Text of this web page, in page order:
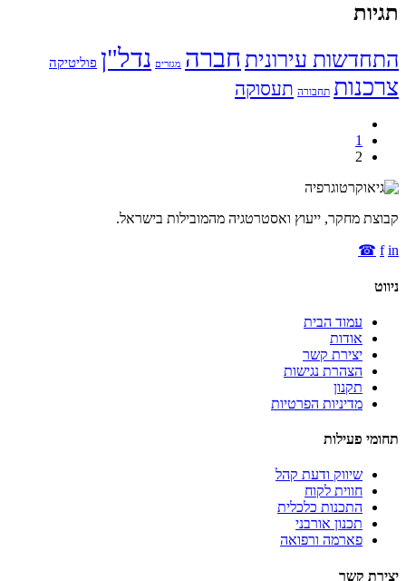
תגיות
התחדשות עירונית חברה מגזרים נדל"ן פוליטיקה
צרכנות תחבורה תעסוקה
1
2
קבוצת מחקר, ייעוץ ואסטרטגיה מהמובילות בישראל.
f in
☎
ניווט
עמוד הבית
אודות
יצירת קשר
הצהרת נגישות
תקנון
מדיניות הפרטיות
תחומי פעילות
שיווק ודעת קהל
חווית לקוח
התכנות כלכלית
תכנון אורבני
פארמה ורפואה
יצירת קשר